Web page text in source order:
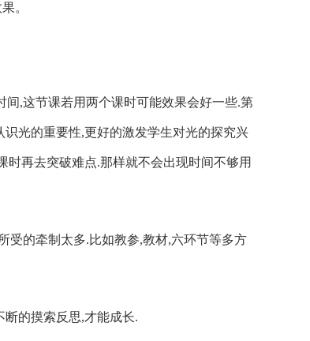
。
间,这节课若用两个课时可能效果会好一些.第
光的重要性,更好的激发学生对光的探究兴
时再去突破难点.那样就不会出现时间不够用
受的牵制太多.比如教参,教材,六环节等多方
的摸索反思,才能成长.